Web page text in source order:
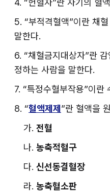
4. “헌혈자”란 자기의 혈
5. “부적격혈액”이란 채
말한다.
6. “채혈금지대상자”란
정하는 사람을 말한다.
7. “특정수혈부작용”이
8. “혈액제제 ”란 혈액을
가. 전혈
나. 농축적혈구
다. 신선동결혈장
라. 농축혈소판